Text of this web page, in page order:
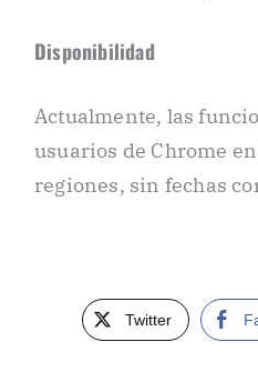
Disponibilidad
Actualmente, las
usuarios de Chrome
regiones, sin fechas
Twitter